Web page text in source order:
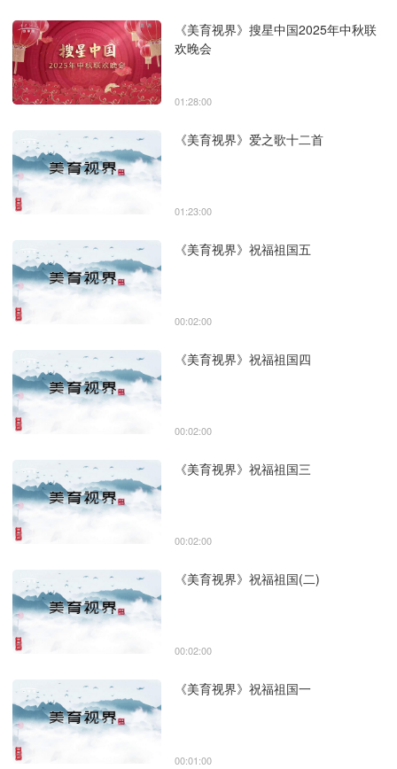
《美育视界》搜星中国2025年中秋联
欢晚会
01:28:00
《美育视界》爱之歌十二首
01:23:00
《美育视界》祝福祖国五
00:02:00
《美育视界》祝福祖国四
00:02:00
《美育视界》祝福祖国三
00:02:00
《美育视界》祝福祖国(二)
00:02:00
《美育视界》祝福祖国一
00:01:00